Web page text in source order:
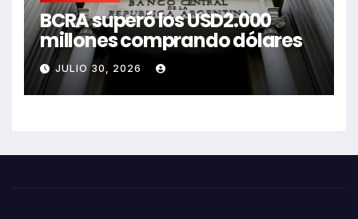
BCRA superó los USD2.000
millones comprando dólares
JULIO 30, 2026